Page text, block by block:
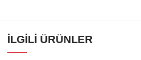
İLGILI ÜRÜNLER